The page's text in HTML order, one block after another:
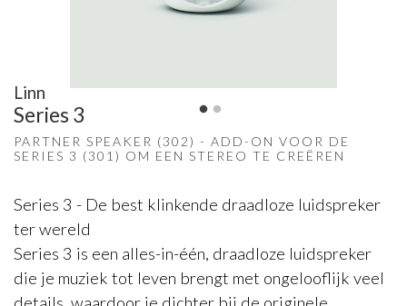
Linn
Series 3
PARTNER SPEAKER (302) - ADD-ON VOOR DE
SERIES 3 (301) OM EEN STEREO TE CREËREN
Series 3 - De best klinkende draadloze luidspreker
ter wereld
Series 3 is een alles-in-één, draadloze luidspreker
die je muziek tot leven brengt met ongelooflijk veel